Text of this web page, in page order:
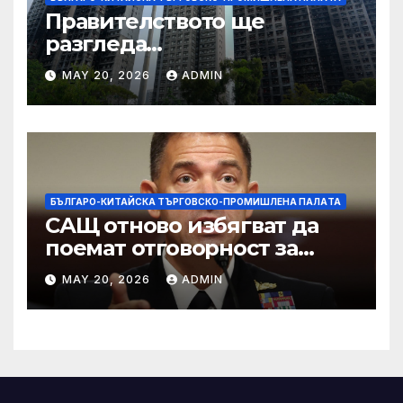
Правителството ще
разгледа
застрахователните
претенции на Wang Fuk
Court по план за обратно
изкупуване: Хоп
MAY 20, 2026 ADMIN
БЪЛГАРО-КИТАЙСКА ТЪРГОВСКО-ПРОМИШЛЕНА ПАЛAТА
САЩ отново избягват да
поемат отговорност за
нападението в училище в
Иран, при което загинаха
155 души
MAY 20, 2026 ADMIN